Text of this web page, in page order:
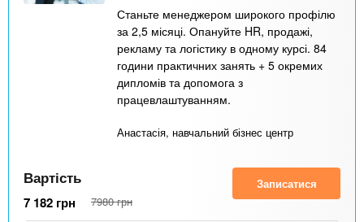
Станьте менеджером широкого профілю
за 2,5 місяці. Опануйте HR, продажі,
рекламу та логістику в одному курсі. 84
години практичних занять + 5 окремих
дипломів та допомога з
працевлаштуванням.
Анастасія, навчальний бізнес центр
Вартість
7 182 грн 7980 грн
Записатися